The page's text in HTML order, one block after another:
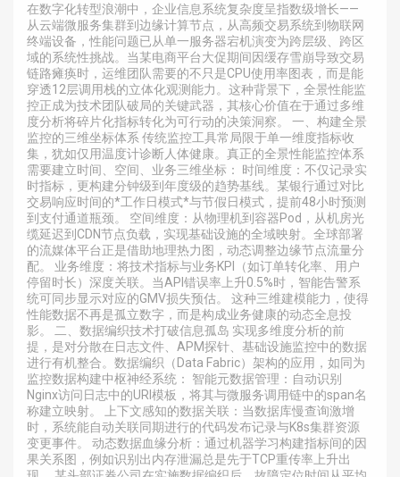
在数字化转型浪潮中，企业信息系统复杂度呈指数级增长——
从云端微服务集群到边缘计算节点，从高频交易系统到物联网
终端设备，性能问题已从单一服务器宕机演变为跨层级、跨区
域的系统性挑战。当某电商平台大促期间因缓存雪崩导致交易
链路瘫痪时，运维团队需要的不只是CPU使用率图表，而是能
穿透12层调用栈的立体化观测能力。这种背景下，全景性能监
控正成为技术团队破局的关键武器，其核心价值在于通过多维
度分析将碎片化指标转化为可行动的决策洞察。 一、构建全景
监控的三维坐标体系 传统监控工具常局限于单一维度指标收
集，犹如仅用温度计诊断人体健康。真正的全景性能监控体系
需要建立时间、空间、业务三维坐标： 时间维度：不仅记录实
时指标，更构建分钟级到年度级的趋势基线。某银行通过对比
交易响应时间的*工作日模式*与节假日模式，提前48小时预测
到支付通道瓶颈。 空间维度：从物理机到容器Pod，从机房光
缆延迟到CDN节点负载，实现基础设施的全域映射。全球部署
的流媒体平台正是借助地理热力图，动态调整边缘节点流量分
配。 业务维度：将技术指标与业务KPI（如订单转化率、用户
停留时长）深度关联。当API错误率上升0.5%时，智能告警系
统可同步显示对应的GMV损失预估。 这种三维建模能力，使得
性能数据不再是孤立数字，而是构成业务健康的动态全息投
影。 二、数据编织技术打破信息孤岛 实现多维度分析的前
提，是对分散在日志文件、APM探针、基础设施监控中的数据
进行有机整合。数据编织（Data Fabric）架构的应用，如同为
监控数据构建中枢神经系统： 智能元数据管理：自动识别
Nginx访问日志中的URI模板，将其与微服务调用链中的span名
称建立映射。 上下文感知的数据关联：当数据库慢查询激增
时，系统能自动关联同期进行的代码发布记录与K8s集群资源
变更事件。 动态数据血缘分析：通过机器学习构建指标间的因
果关系图，例如识别出内存泄漏总是先于TCP重传率上升出